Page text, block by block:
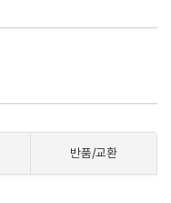
반품/교환